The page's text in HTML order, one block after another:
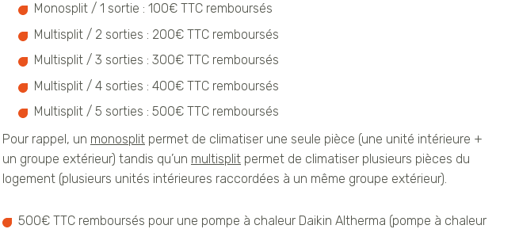
Monosplit / 1 sortie : 100€ TTC remboursés
Multisplit / 2 sorties : 200€ TTC remboursés
Multisplit / 3 sorties : 300€ TTC remboursés
Multisplit / 4 sorties : 400€ TTC remboursés
Multisplit / 5 sorties : 500€ TTC remboursés
Pour rappel, un monosplit permet de climatiser une seule pièce (une unité intérieure +
un groupe extérieur) tandis qu’un multisplit permet de climatiser plusieurs pièces du
logement (plusieurs unités intérieures raccordées à un même groupe extérieur).
500€ TTC remboursés pour une pompe à chaleur Daikin Altherma (pompe à chaleur